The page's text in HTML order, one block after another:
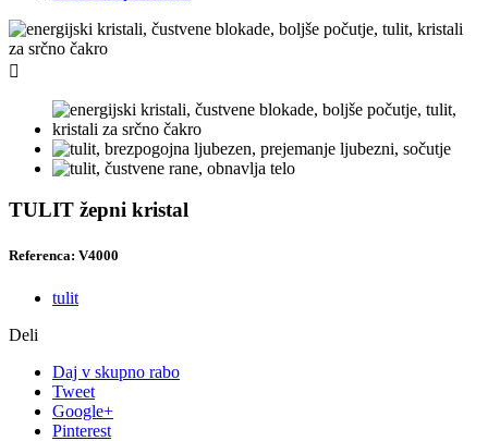

TULIT žepni kristal
Referenca: V4000
tulit
Deli
Daj v skupno rabo
Tweet
Google+
Pinterest